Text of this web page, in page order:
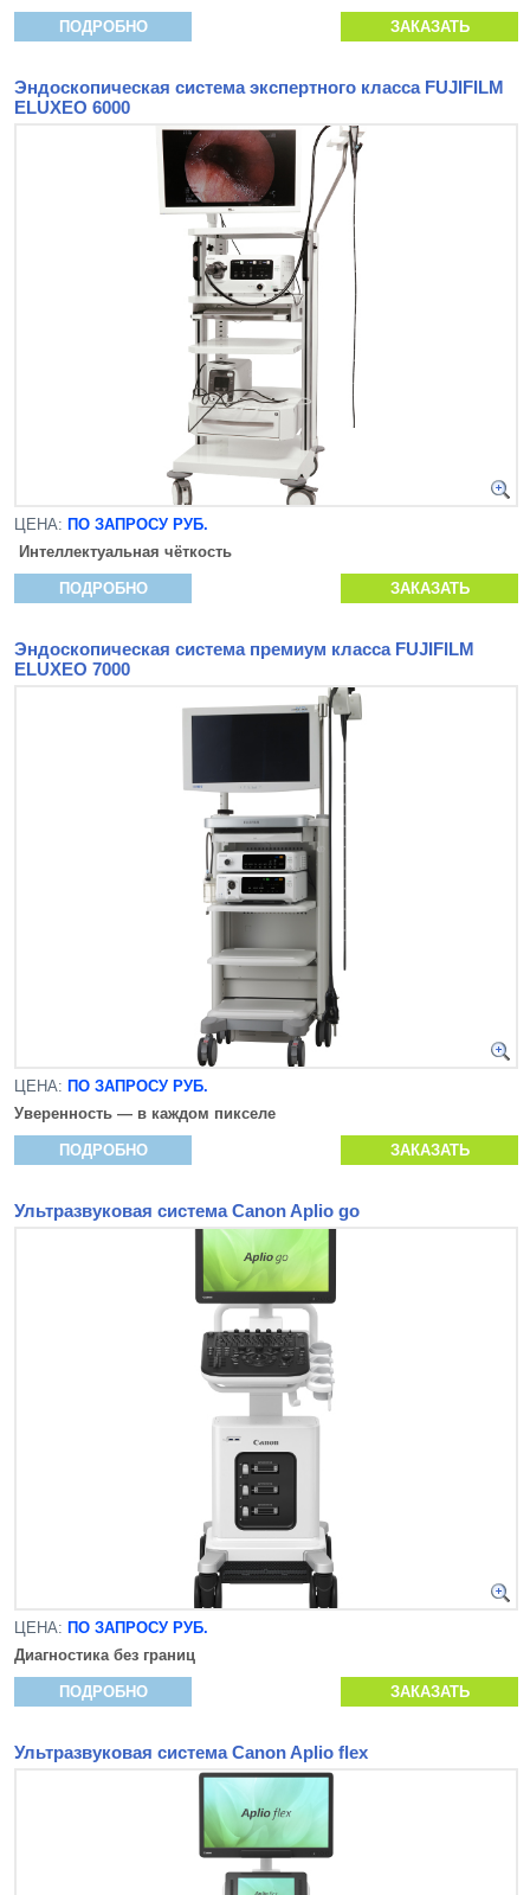
ПОДРОБНО ЗАКАЗАТЬ
Эндоскопическая система экспертного класса FUJIFILM
ELUXEO 6000
ЦЕНА: ПО ЗАПРОСУ РУБ.
Интеллектуальная чёткость
ПОДРОБНО ЗАКАЗАТЬ
Эндоскопическая система премиум класса FUJIFILM
ELUXEO 7000
ЦЕНА: ПО ЗАПРОСУ РУБ.
Уверенность — в каждом пикселе
ПОДРОБНО ЗАКАЗАТЬ
Ультразвуковая система Canon Aplio go
ЦЕНА: ПО ЗАПРОСУ РУБ.
Диагностика без границ
ПОДРОБНО ЗАКАЗАТЬ
Ультразвуковая система Canon Aplio flex